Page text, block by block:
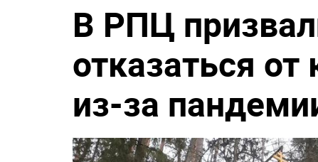
В РПЦ
отказаться
из-за